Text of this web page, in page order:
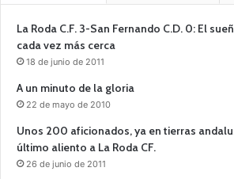
La Roda C.F. 3-San Fernando C.D. 0: El
cada vez más cerca
18 de junio de 2011
A un minuto de la gloria
22 de mayo de 2010
Unos 200 aficionados, ya en tierras
último aliento a La Roda CF.
26 de junio de 2011